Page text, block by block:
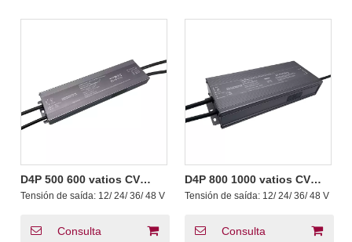
D4P 500 600 vatios CV
DALI-2 D4i Push LED Driver
Tensión de saída: 12/ 24/ 36/ 48 V
Consulta
D4P 800 1000 vatios CV
DALI-2 D4i Push LED Driver
Tensión de saída: 12/ 24/ 36/ 48 V
Consulta